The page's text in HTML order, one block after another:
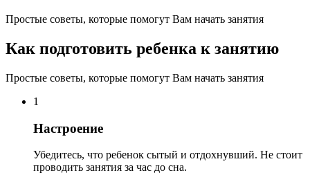
Простые советы, которые помогут Вам начать занятия
Как подготовить ребенка к занятию
Простые советы, которые помогут Вам начать занятия
1
Настроение
Убедитесь, что ребенок сытый и отдохнувший. Не стоит
проводить занятия за час до сна.